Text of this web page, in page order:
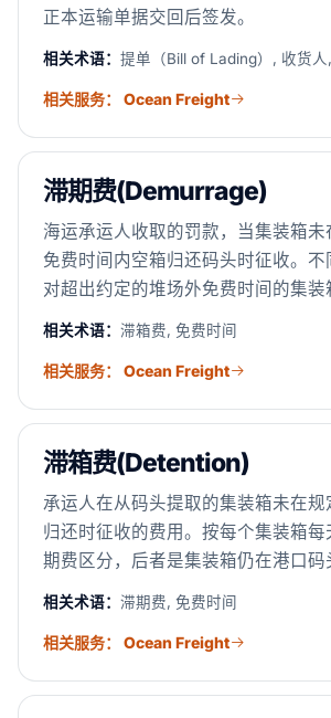
正本运输单据交回后签发。
相关术语： 提单（Bill of Lading）, 收货人
相关服务： Ocean Freight
滞期费(Demurrage)
海运承运人收取的罚款，当集装箱
免费时间内空箱归还码头时征收。
对超出约定的堆场外免费时间的集装
相关术语： 滞箱费, 免费时间
相关服务： Ocean Freight
滞箱费(Detention)
承运人在从码头提取的集装箱未在规
归还时征收的费用。按每个集装箱
期费区分，后者是集装箱仍在港口码
相关术语： 滞期费, 免费时间
相关服务： Ocean Freight